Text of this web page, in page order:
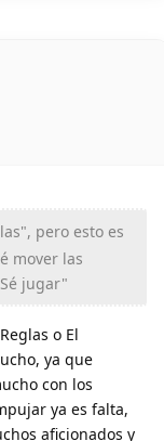
pero esto es
mover las
jugar"
o El
ya que
con los
ya es falta,
aficionados y